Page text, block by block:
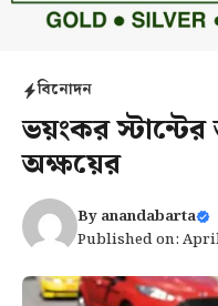
বিনোদন
ভয়ংকর
অক্ষয়ের
Byanandabarta
Published on: April